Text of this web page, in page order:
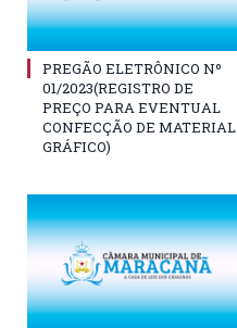
PREGÃO ELETRÔNICO Nº
01/2023(REGISTRO DE
PREÇO PARA EVENTUAL
CONFECÇÃO DE MATERIAL
GRÁFICO)